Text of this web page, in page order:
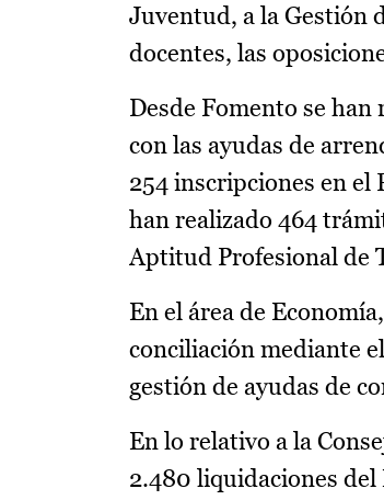
Juventud, a la Gestión
docentes, las
Desde Fomento se han
con las ayudas de
254 inscripciones en el
han realizado 464
Aptitud Profesional de
En el área de
conciliación mediante
gestión de ayudas de
En lo relativo a la
2.480 liquidaciones